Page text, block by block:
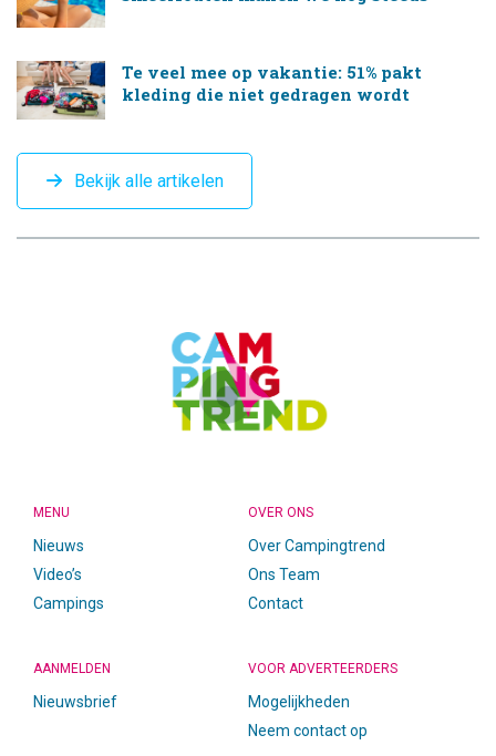
Te veel mee op vakantie: 51% pakt
kleding die niet gedragen wordt
Bekijk alle artikelen
MENU
Nieuws
Video’s
Campings
OVER ONS
Over Campingtrend
Ons Team
Contact
AANMELDEN
Nieuwsbrief
VOOR ADVERTEERDERS
Mogelijkheden
Neem contact op